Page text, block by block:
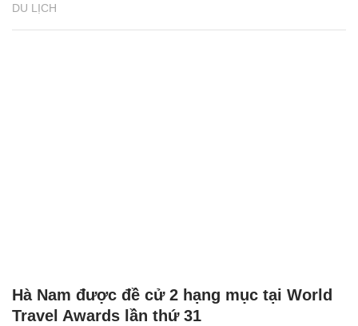
DU LỊCH
Hà Nam được đề cử 2 hạng mục tại World
Travel Awards lần thứ 31